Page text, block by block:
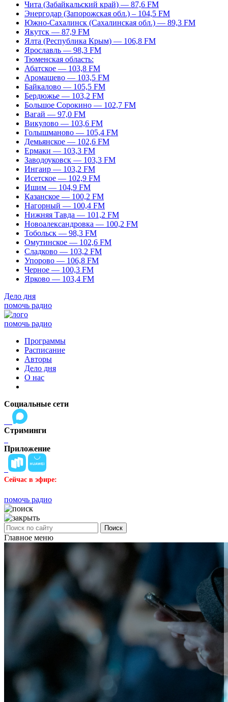
Чита (Забайкальский край) — 87,6 FM
Энергодар (Запорожская обл.) – 104,5 FM
Южно-Сахалинск (Сахалинская обл.) — 89,3 FM
Якутск — 87,9 FM
Ялта (Республика Крым) — 106,8 FM
Ярославль — 98,3 FM
Тюменская область:
Абатское — 103,8 FM
Аромашево — 103,5 FM
Байкалово — 105,5 FM
Бердюжье — 103,2 FM
Большое Сорокино — 102,7 FM
Вагай — 97,0 FM
Викулово — 103,6 FM
Голышманово — 105,4 FM
Демьянское — 102,6 FM
Ермаки — 103,3 FM
Заводоуковск — 103,3 FM
Ингаир — 103,2 FM
Исетское — 102,9 FM
Ишим — 104,9 FM
Казанское — 100,2 FM
Нагорный — 100,4 FM
Нижняя Тавда — 101,2 FM
Новоалександровка — 100,2 FM
Тобольск — 98,3 FM
Омутинское — 102,6 FM
Сладково — 103,2 FM
Упорово — 106,8 FM
Черное — 100,3 FM
Ярково — 103,4 FM
Дело дня
помочь радио
помочь радио
Программы
Расписание
Авторы
Дело дня
О нас
Социальные сети
Стриминги
Приложение
Сейчас в эфире:
помочь радио
Поиск
Главное меню